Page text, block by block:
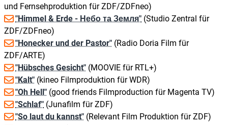
und Fernsehproduktion für ZDF/ZDFneo)
"Himmel & Erde - Небо та Земля" (Studio Zentral für
ZDF/ZDFneo)
"Honecker und der Pastor" (Radio Doria Film für
ZDF/ARTE)
"Hübsches Gesicht" (MOOVIE für RTL+)
"Kalt" (kineo Filmproduktion für WDR)
"Oh Hell" (good friends Filmproduction für Magenta TV)
"Schlaf" (Junafilm für ZDF)
"So laut du kannst" (Relevant Film Produktion für ZDF)